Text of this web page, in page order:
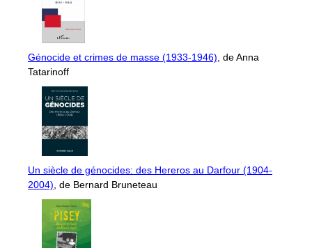
Génocide et crimes de masse (1933-1946), de Anna
Tatarinoff
Un siècle de génocides: des Hereros au Darfour (1904-
2004), de Bernard Bruneteau